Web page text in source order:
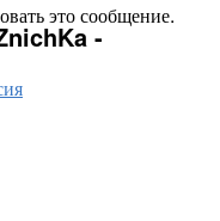
это сообщение.
-